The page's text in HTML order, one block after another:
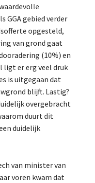
GGA gebied verder
opgesteld,
van grond gaat
(10%) en
ligt er erg veel druk
is uitgegaan dat
blijft. Lastig?
overgebracht
duurt dit
duidelijk
van minister van
voren kwam dat